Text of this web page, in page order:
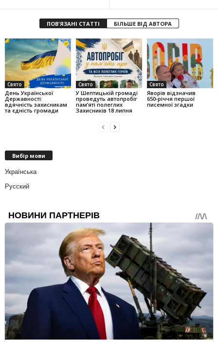
ПОВ'ЯЗАНІ СТАТТІ БІЛЬШЕ ВІД АВТОРА
Свято
День Української
Державності:
вдячність захисникам
та єдність громади
Свято
У Шептицькій громаді
проведуть автопробіг
пам’яті полеглих
Захисників 18 липня
Свято
Яворів відзначив
650‑річчя першої
писемної згадки
Вибір мови
Українська
Русский